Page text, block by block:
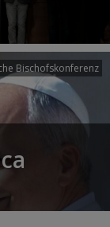
Bischofskonferenz